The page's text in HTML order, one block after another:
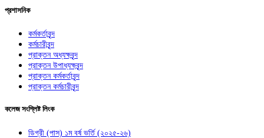
প্রশাসনিক
কর্মকর্তাবৃন্দ
কর্মচারীবৃন্দ
প্রাক্তন অধ্যক্ষবৃন্দ
প্রাক্তন উপাধ্যক্ষবৃন্দ
প্রাক্তন কর্মকর্তাবৃন্দ
প্রাক্তন কর্মচারীবৃন্দ
কলেজ সংশ্লিষ্ট লিংক
ডিগ্রী (পাস) ১ম বর্ষ ভর্তি (২০২৫-২৬)